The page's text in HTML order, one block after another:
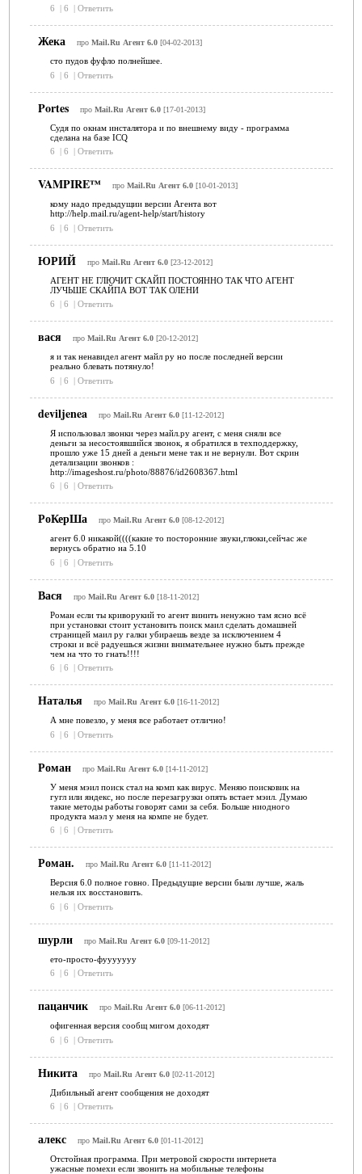
6
| 6 | Ответить
Жека про Mail.Ru Агент 6.0[04-02-2013]
сто пудов фуфло полнейшее.
6
| 6 | Ответить
Portes про Mail.Ru Агент 6.0[17-01-2013]
Судя по окнам инсталятора и по внешнему виду - программа
сделана на базе ICQ
6
| 6 | Ответить
VAMPIRE™ про Mail.Ru Агент 6.0[10-01-2013]
кому надо предыдущии версии Агента вот
http://help.mail.ru/agent-help/start/history
6
| 6 | Ответить
ЮРИЙ про Mail.Ru Агент 6.0[23-12-2012]
АГЕНТ НЕ ГЛЮЧИТ СКАЙП ПОСТОЯННО ТАК ЧТО АГЕНТ
ЛУЧЬШЕ СКАЙПА ВОТ ТАК ОЛЕНИ
6
| 6 | Ответить
вася про Mail.Ru Агент 6.0[20-12-2012]
я и так ненавидел агент майл ру но после последней версии
реально блевать потянуло!
6
| 6 | Ответить
deviljenea про Mail.Ru Агент 6.0[11-12-2012]
Я использовал звонки через майл.ру агент, с меня сняли все
деньги за несостоявшийся звонок, я обратился в техподдержку,
прошло уже 15 дней а деньги мене так и не вернули. Вот скрин
детализации звонков :
http://imageshost.ru/photo/88876/id2608367.html
6
| 6 | Ответить
РоКерШа про Mail.Ru Агент 6.0[08-12-2012]
агент 6.0 никакой((((какие то посторонние звуки,глюки,сейчас же
вернусь обратно на 5.10
6
| 6 | Ответить
Вася про Mail.Ru Агент 6.0[18-11-2012]
Роман если ты криворукий то агент винить ненужно там ясно всё
при установки стоит установить поиск маил сделать домашней
страницей маил ру галки убираешь везде за исключением 4
строки и всё радуешься жизни внимательнее нужно быть прежде
чем на что то гнать!!!!
6
| 6 | Ответить
Наталья про Mail.Ru Агент 6.0[16-11-2012]
А мне повезло, у меня все работает отлично!
6
| 6 | Ответить
Роман про Mail.Ru Агент 6.0[14-11-2012]
У меня мэил поиск стал на комп как вирус. Меняю поисковик на
гугл или яндекс, но после перезагрузки опять встает мэил. Думаю
такие методы работы говорят сами за себя. Больше ниодного
продукта маэл у меня на компе не будет.
6
| 6 | Ответить
Роман. про Mail.Ru Агент 6.0[11-11-2012]
Версия 6.0 полное говно. Предыдущие версии были лучше, жаль
нельзя их восстановить.
6
| 6 | Ответить
шурли про Mail.Ru Агент 6.0[09-11-2012]
ето-просто-фууууууу
6
| 6 | Ответить
пацанчик про Mail.Ru Агент 6.0[06-11-2012]
офигенная версия сообщ мигом доходят
6
| 6 | Ответить
Никита про Mail.Ru Агент 6.0[02-11-2012]
Дибильный агент сообщения не доходят
6
| 6 | Ответить
алекс про Mail.Ru Агент 6.0[01-11-2012]
Отстойная программа. При метровой скорости интернета
ужасные помехи если звонить на мобильные телефоны